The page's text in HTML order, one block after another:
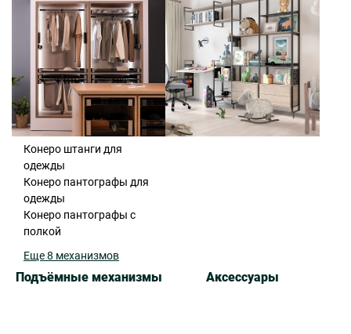
Конеро штанги для
одежды
Конеро пантографы для
одежды
Конеро пантографы с
полкой
Еще 8 механизмов
Подъёмные механизмы Аксессуары